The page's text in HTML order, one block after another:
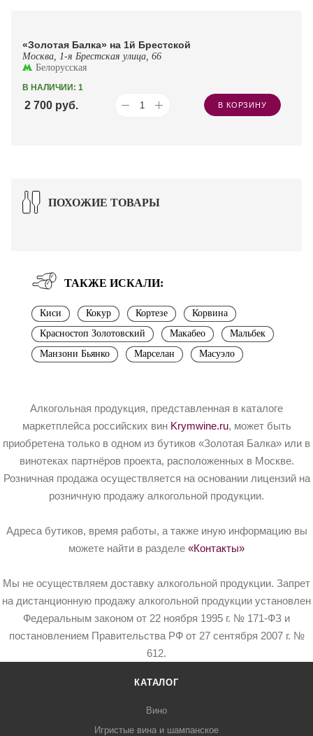
«Золотая Балка» на 1й Брестской
Москва, 1-я Брестская улица, 66
Белорусская
В НАЛИЧИИ: 1
2 700 руб. В КОРЗИНУ
ПОХОЖИЕ ТОВАРЫ
ТАКЖЕ ИСКАЛИ:
Киси Кокур Кортезе
Корвина
Красностоп Золотовский
Макабео
Мальбек
Манзони Бьянко
Марселан Масуэло
Алкогольная продукция, представленная в каталоге
маркетплейса российских вин Krymwine.ru, может быть
приобретена только в одном из бутиков «Золотая Балка» или в
винотеках партнёров проекта, расположенных в Москве.
Розничная продажа осуществляется на основании лицензий на
розничную продажу алкогольной продукции.
Адреса бутиков, время работы, а также иную информацию вы
можете найти в разделе «Контакты»
Мы не осуществляем доставку алкогольной продукции. Запрет
на дистанционную продажу алкогольной продукции установлен
Федеральным законом от 22 ноября 1995 г. № 171-ФЗ и
постановлением Правительства РФ от 27 сентября 2007 г. №
612.
КАТАЛОГ
Вино
Игристые вина и шампанское